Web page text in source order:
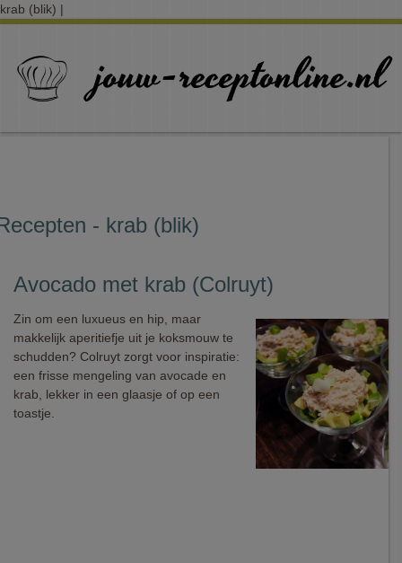
krab (blik) |
- krab (blik)
Avocado met krab (Colruyt)
Zin om een luxueus en hip, maar
makkelijk aperitiefje uit je koksmouw te
schudden? Colruyt zorgt voor inspiratie:
een frisse mengeling van avocade en
krab, lekker in een glaasje of op een
toastje.